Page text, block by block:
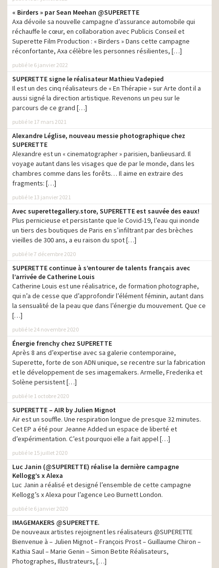
Harmonie Mutuelle – Team
Building
production
Charal – Rien ne remplace
l’effet d’une bonne viande production
Nivea – Déo Pocket
Cifog Le Foie Gras – La
Robe
production
Sofinco – Montgolfière
production
Malakoff Médéric 2014
Sofinco – On ne fait pas
attendre les projets – Le
bus – Wingsuit
Sofinco – Lance les jours
les plus beaux
production
Sofinco –
Respect – Confiance
Sofinco – Pack
Engagement
production
Système U – U le
tous
Havas Voyages – Tourismeproduction
Roche Bobois –
« Jubilation »
production
« Birders » par Sean Meehan @SUPERETTE
Axa dévoile sa nouvelle campagne d’assurance automobile qui
réchauffe le cœur, en collaboration avec Publicis Conseil et
Superette Film Production : « Birders » Dans cette campagne
réconfortante, Axa célèbre les personnes résilientes, […]
publié le 6 janvier 2022
SUPERETTE signe le réalisateur Mathieu Vadepied
Il est un des cinq réalisateurs de « En Thérapie » sur Arte dont il a
aussi signé la direction artistique. Revenons un peu sur le
parcours de ce grand […]
publié le 17 mars 2021
Alexandre Léglise, nouveau messie photographique chez
SUPERETTE
Alexandre est un « cinematographer » parisien, banlieusard. Il
voyage autant dans les visages que de par le monde, dans les
chambres comme dans les forêts… Il aime en extraire des
fragments: […]
publié le 13 janvier 2021
Avec superettegallery.store, SUPERETTE est sauvée des eaux!
Plus pernicieuse et persistante que le Covid-19, l’eau qui inonde
un tiers des boutiques de Paris en s’infiltrant par des brèches
vieilles de 300 ans, a eu raison du spot […]
publié le 7 décembre 2020
SUPERETTE continue à s’entourer de talents français avec
l’arrivée de Catherine Louis
Catherine Louis est une réalisatrice, de formation photographe,
qui n’a de cesse que d’approfondir l’élément féminin, autant dans
la sensualité de la peau que dans l’énergie du mouvement. Que ce
[…]
publié le 24 novembre 2020
Énergie frenchy chez SUPERETTE
Après 8 ans d’expertise avec sa galerie contemporaine,
Superette, forte de son ADN unique, se recentre sur la fabrication
et le développement de ses imagemakers. Armelle, Frederika et
Solène persistent […]
publié le 1 octobre 2020
SUPERETTE – AIR by Julien Mignot
Air est un souffle. Une respiration longue de presque 32 minutes.
Cet EP a été pour Jeanne Added un espace de liberté et
d’expérimentation. C’est pourquoi elle a fait appel […]
publié le 15 juillet 2020
Luc Janin (@SUPERETTE) réalise la dernière campagne
Kellogg’s x Alexa
Luc Janin a réalisé et designé l’ensemble de cette campagne
Kellogg’s x Alexa pour l’agence Leo Burnett London.
publié le 6 janvier 2020
IMAGEMAKERS @SUPERETTE.
De nouveaux artistes rejoignent les réalisateurs @SUPERETTE
Bienvenue à – Julien Mignot – François Prost – Guillaume Chiron –
Kathia Saul – Marie Genin – Simon Betite Réalisateurs,
Photographes, Illustrateurs, […]